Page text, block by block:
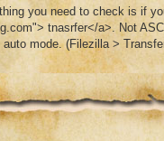
you need to check is if
tnasrfer</a>. Not
auto mode. (Filezilla >